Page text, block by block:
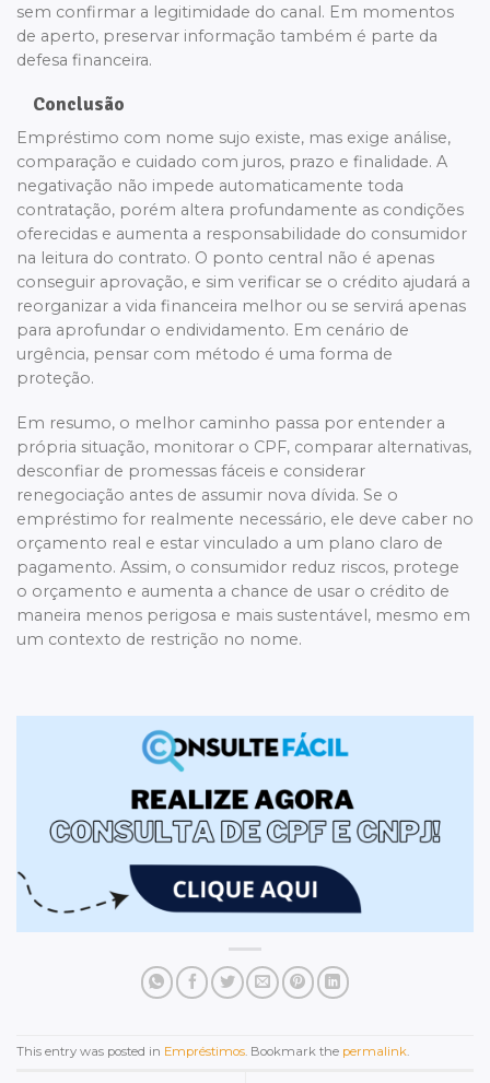
sem confirmar a legitimidade do canal. Em momentos
de aperto, preservar informação também é parte da
defesa financeira.
Conclusão
Empréstimo com nome sujo existe, mas exige análise,
comparação e cuidado com juros, prazo e finalidade. A
negativação não impede automaticamente toda
contratação, porém altera profundamente as condições
oferecidas e aumenta a responsabilidade do consumidor
na leitura do contrato. O ponto central não é apenas
conseguir aprovação, e sim verificar se o crédito ajudará a
reorganizar a vida financeira melhor ou se servirá apenas
para aprofundar o endividamento. Em cenário de
urgência, pensar com método é uma forma de
proteção.
Em resumo, o melhor caminho passa por entender a
própria situação, monitorar o CPF, comparar alternativas,
desconfiar de promessas fáceis e considerar
renegociação antes de assumir nova dívida. Se o
empréstimo for realmente necessário, ele deve caber no
orçamento real e estar vinculado a um plano claro de
pagamento. Assim, o consumidor reduz riscos, protege
o orçamento e aumenta a chance de usar o crédito de
maneira menos perigosa e mais sustentável, mesmo em
um contexto de restrição no nome.
This entry was posted in Empréstimos. Bookmark the permalink.